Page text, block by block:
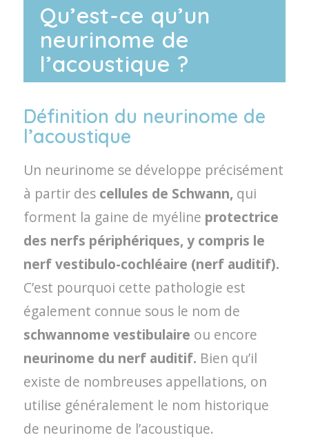
Qu’est-ce qu’un
neurinome de
l’acoustique ?
Définition du neurinome de
l’acoustique
Un neurinome se développe précisément
à partir des cellules de Schwann, qui
forment la gaine de myéline protectrice
des nerfs périphériques, y compris le
nerf vestibulo-cochléaire (nerf auditif).
C’est pourquoi cette pathologie est
également connue sous le nom de
schwannome vestibulaire ou encore
neurinome du nerf auditif. Bien qu’il
existe de nombreuses appellations, on
utilise généralement le nom historique
de neurinome de l’acoustique.